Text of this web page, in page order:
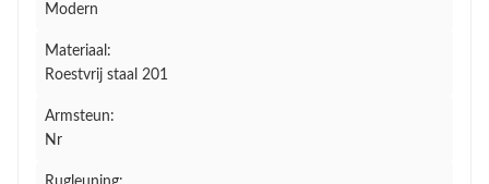
Modern
Materiaal:
Roestvrij staal 201
Armsteun:
Nr